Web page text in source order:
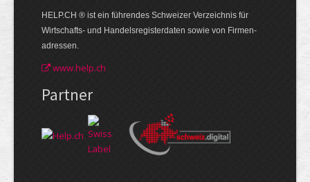
HELP.CH ® ist ein führendes Schweizer Verzeichnis für
Wirtschafts- und Handelsregisterdaten sowie von Firmen­
adressen.
www.help.ch
Partner